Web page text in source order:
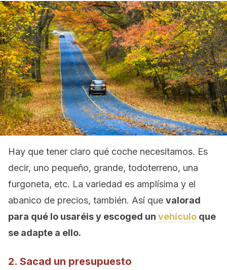
Hay que tener claro qué coche necesitamos. Es
decir, uno pequeño, grande, todoterreno, una
furgoneta, etc. La variedad es amplísima y el
abanico de precios, también. Así que valorad
para qué lo usaréis y escoged un vehículo que
se adapte a ello.
2. Sacad un presupuesto